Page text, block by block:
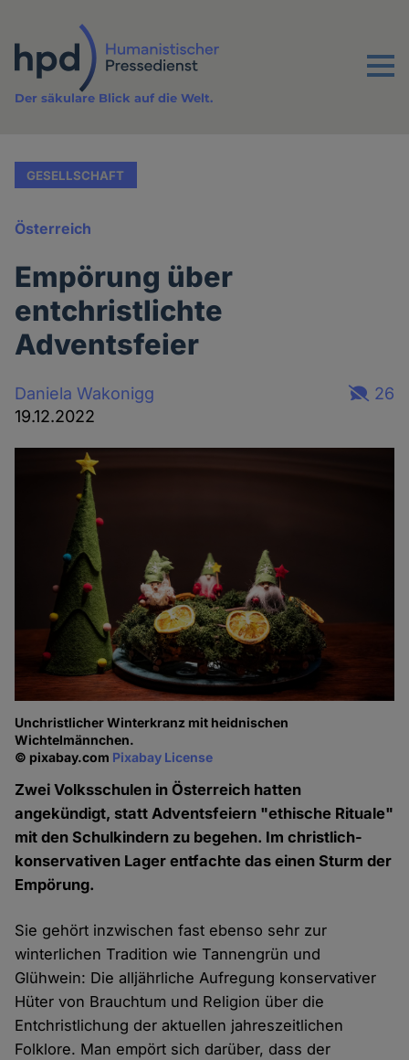
Inhalt
Menu
Der säkulare Blick auf die Welt.
GESELLSCHAFT
Österreich
Empörung über
entchristlichte
Adventsfeier
Daniela Wakonigg
19.12.2022
26
Unchristlicher Winterkranz mit heidnischen
Wichtelmännchen.
© pixabay.com Pixabay License
Zwei Volksschulen in Österreich hatten
angekündigt, statt Adventsfeiern "ethische Rituale"
mit den Schulkindern zu begehen. Im christlich-
konservativen Lager entfachte das einen Sturm der
Empörung.
Sie gehört inzwischen fast ebenso sehr zur
winterlichen Tradition wie Tannengrün und
Glühwein: Die alljährliche Aufregung konservativer
Hüter von Brauchtum und Religion über die
Entchristlichung der aktuellen jahreszeitlichen
Folklore. Man empört sich darüber, dass der